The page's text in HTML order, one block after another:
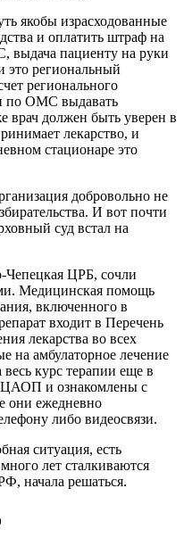
якобы израсходованные
и оплатить штраф на
пациенту на руки
это региональный
регионального
по ОМС выдавать
врач должен быть уверен в
лекарство, и
стационаре это
добровольно не
И вот почти
суд встал на
Чепецкая ЦРБ, сочли
Медицинская помощь
включенного в
входит в Перечень
лекарства во всех
на амбулаторное лечение
курс терапии еще в
ЦАОП и ознакомлены с
они ежедневно
либо видеосвязи.
ситуация, есть
лет сталкиваются
начала решаться.